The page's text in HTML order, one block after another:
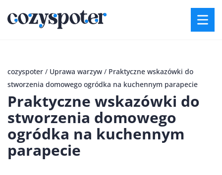
cozyspoter / Uprawa warzyw / Praktyczne wskazówki do
stworzenia domowego ogródka na kuchennym parapecie
Praktyczne wskazówki do
stworzenia domowego
ogródka na kuchennym
parapecie